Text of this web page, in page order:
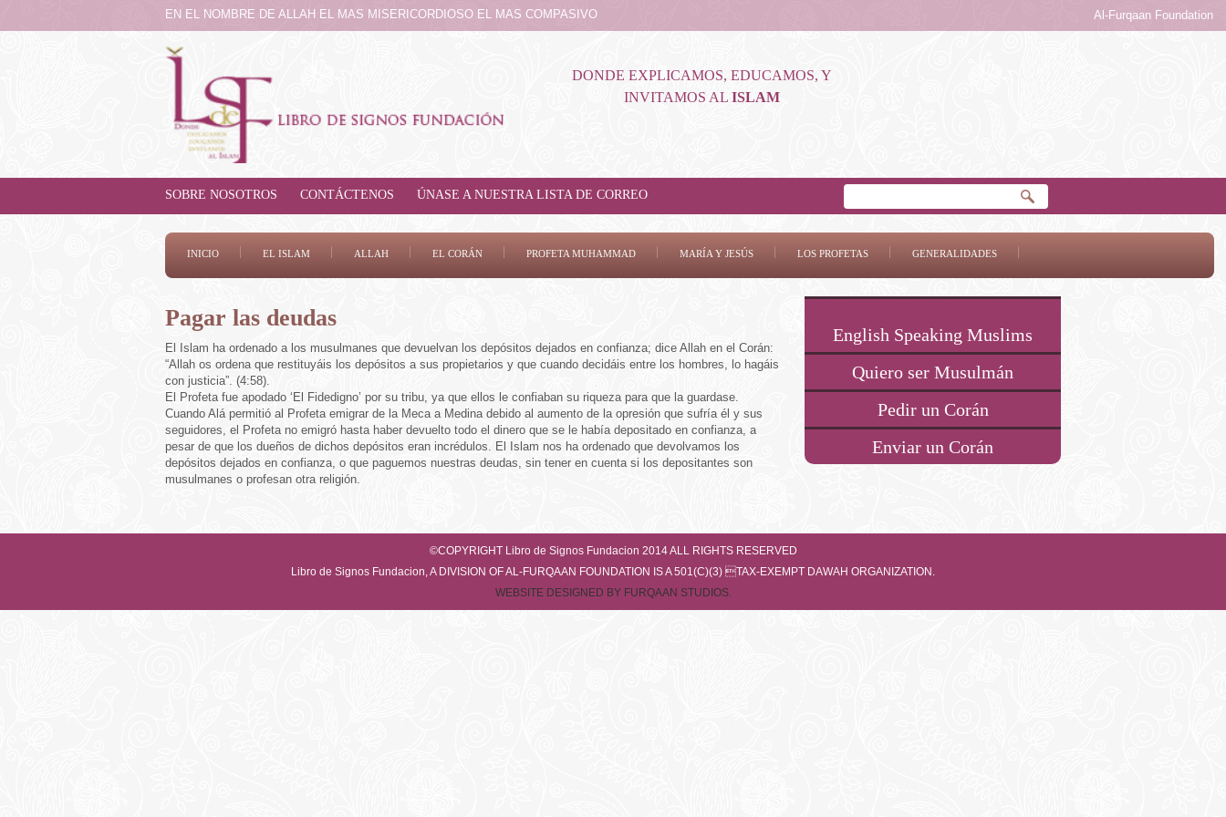
EN EL NOMBRE DE ALLAH EL MAS MISERICORDIOSO EL MAS COMPASIVO Al-Furqaan Foundation
DONDE EXPLICAMOS, EDUCAMOS, Y
INVITAMOS AL ISLAM
SOBRE NOSOTROS CONTÁCTENOS ÚNASE A NUESTRA LISTA DE CORREO
INICIO EL ISLAM ALLAH EL CORÁN PROFETA MUHAMMAD MARÍA Y JESÚS LOS PROFETAS GENERALIDADES
English Speaking Muslims
Quiero ser Musulmán
Pedir un Corán
Enviar un Corán
Pagar las deudas
El Islam ha ordenado a los musulmanes que devuelvan los depósitos dejados en confianza; dice Allah en el Corán:
“Allah os ordena que restituyáis los depósitos a sus propietarios y que cuando decidáis entre los hombres, lo hagáis
con justicia”. (4:58).
El Profeta fue apodado ‘El Fidedigno’ por su tribu, ya que ellos le confiaban su riqueza para que la guardase.
Cuando Alá permitió al Profeta emigrar de la Meca a Medina debido al aumento de la opresión que sufría él y sus
seguidores, el Profeta no emigró hasta haber devuelto todo el dinero que se le había depositado en confianza, a
pesar de que los dueños de dichos depósitos eran incrédulos. El Islam nos ha ordenado que devolvamos los
depósitos dejados en confianza, o que paguemos nuestras deudas, sin tener en cuenta si los depositantes son
musulmanes o profesan otra religión.
©COPYRIGHT Libro de Signos Fundacion 2014 ALL RIGHTS RESERVED
Libro de Signos Fundacion, A DIVISION OF AL-FURQAAN FOUNDATION IS A 501(C)(3) TAX-EXEMPT DAWAH ORGANIZATION.
WEBSITE DESIGNED BY FURQAAN STUDIOS.